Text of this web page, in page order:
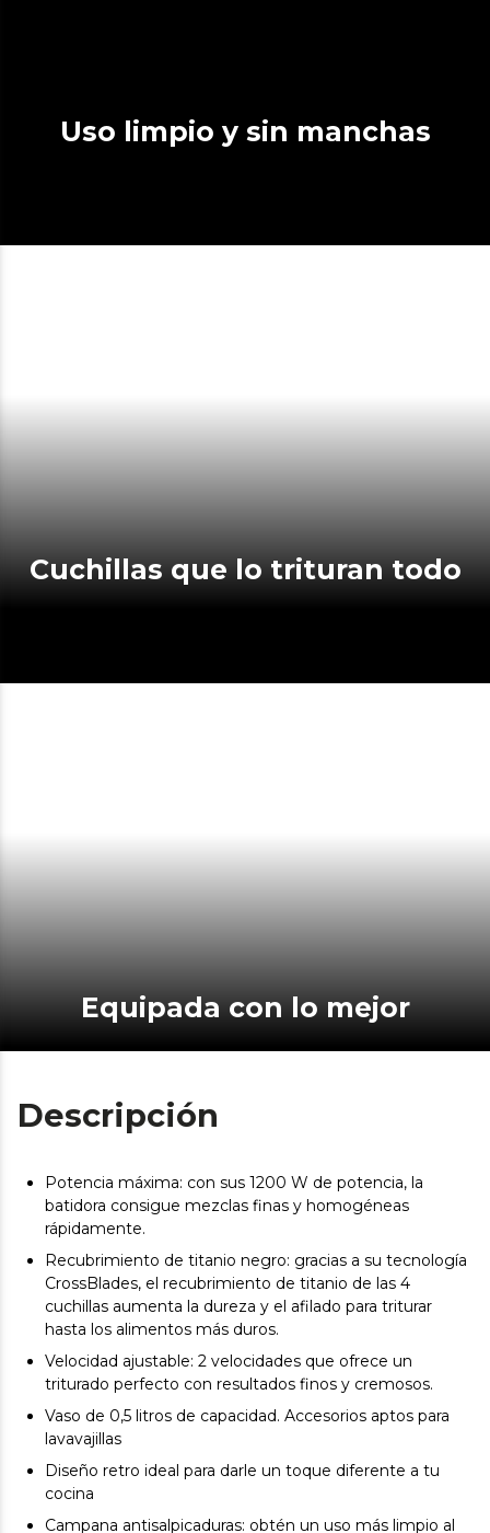
Uso limpio y sin manchas
Cuchillas que lo trituran todo
Equipada con lo mejor
Descripción
Potencia máxima: con sus 1200 W de potencia, la
batidora consigue mezclas finas y homogéneas
rápidamente.
Recubrimiento de titanio negro: gracias a su tecnología
CrossBlades, el recubrimiento de titanio de las 4
cuchillas aumenta la dureza y el afilado para triturar
hasta los alimentos más duros.
Velocidad ajustable: 2 velocidades que ofrece un
triturado perfecto con resultados finos y cremosos.
Vaso de 0,5 litros de capacidad. Accesorios aptos para
lavavajillas
Diseño retro ideal para darle un toque diferente a tu
cocina
Campana antisalpicaduras: obtén un uso más limpio al